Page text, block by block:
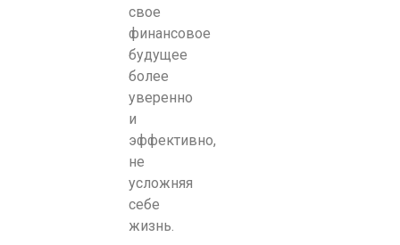
свое
финансовое
будущее
более
уверенно
и
эффективно,
не
усложняя
себе
жизнь.